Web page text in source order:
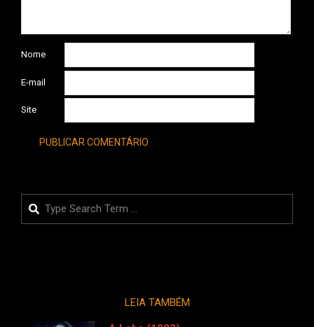
Nome
E-mail
Site
Search
LEIA TAMBÉM